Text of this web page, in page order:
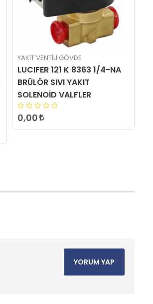
YAKIT VENTİLİ GÖVDE
LUCIFER 121 K 8363 1/4-NA
BRÜLÖR SIVI YAKIT
SOLENOİD VALFLER
0,00
YORUM YAP